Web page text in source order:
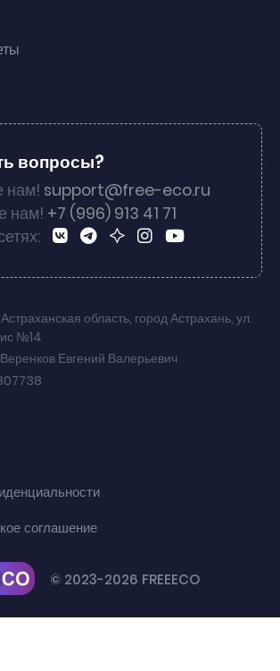
вопросы?
нам! support@free-eco.ru
нам! +7 (996) 913 41 71
Астраханская область, город Астрахань, ул.
№14
Евгений Валерьевич
© 2023-2026 FREEECO
соглашение